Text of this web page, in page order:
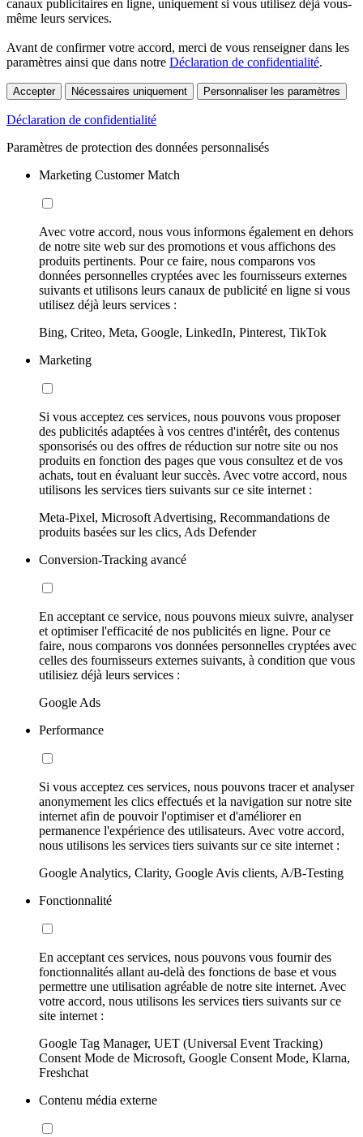
canaux publicitaires en ligne, uniquement si vous utilisez déjà vous-
même leurs services.
Avant de confirmer votre accord, merci de vous renseigner dans les
paramètres ainsi que dans notre Déclaration de confidentialité.
Accepter Nécessaires uniquement Personnaliser les paramètres
Déclaration de confidentialité
Paramètres de protection des données personnalisés
Marketing Customer Match
Avec votre accord, nous vous informons également en dehors
de notre site web sur des promotions et vous affichons des
produits pertinents. Pour ce faire, nous comparons vos
données personnelles cryptées avec les fournisseurs externes
suivants et utilisons leurs canaux de publicité en ligne si vous
utilisez déjà leurs services :
Bing, Criteo, Meta, Google, LinkedIn, Pinterest, TikTok
Marketing
Si vous acceptez ces services, nous pouvons vous proposer
des publicités adaptées à vos centres d'intérêt, des contenus
sponsorisés ou des offres de réduction sur notre site ou nos
produits en fonction des pages que vous consultez et de vos
achats, tout en évaluant leur succès. Avec votre accord, nous
utilisons les services tiers suivants sur ce site internet :
Meta-Pixel, Microsoft Advertising, Recommandations de
produits basées sur les clics, Ads Defender
Conversion-Tracking avancé
En acceptant ce service, nous pouvons mieux suivre, analyser
et optimiser l'efficacité de nos publicités en ligne. Pour ce
faire, nous comparons vos données personnelles cryptées avec
celles des fournisseurs externes suivants, à condition que vous
utilisiez déjà leurs services :
Google Ads
Performance
Si vous acceptez ces services, nous pouvons tracer et analyser
anonymement les clics effectués et la navigation sur notre site
internet afin de pouvoir l'optimiser et d'améliorer en
permanence l'expérience des utilisateurs. Avec votre accord,
nous utilisons les services tiers suivants sur ce site internet :
Google Analytics, Clarity, Google Avis clients, A/B-Testing
Fonctionnalité
En acceptant ces services, nous pouvons vous fournir des
fonctionnalités allant au-delà des fonctions de base et vous
permettre une utilisation agréable de notre site internet. Avec
votre accord, nous utilisons les services tiers suivants sur ce
site internet :
Google Tag Manager, UET (Universal Event Tracking)
Consent Mode de Microsoft, Google Consent Mode, Klarna,
Freshchat
Contenu média externe